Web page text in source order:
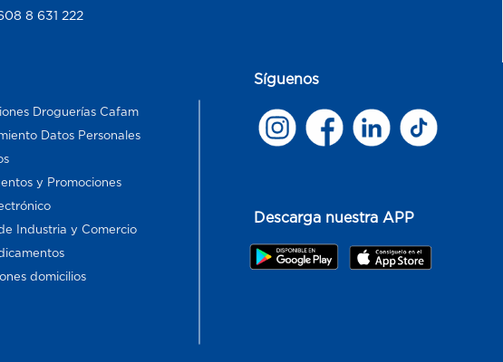
8 631 222
Droguerías Cafam
Datos Personales
y Promociones
Industria y Comercio
domicilios
Síguenos
Descarga nuestra APP